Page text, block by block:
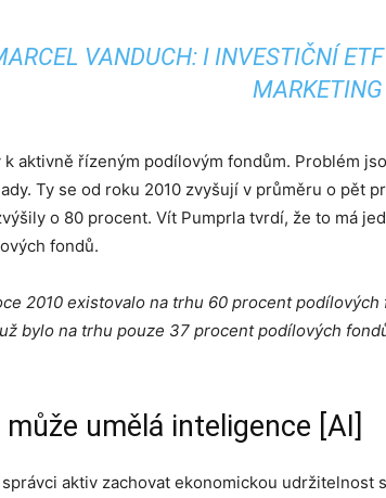
VANDUCH: I INVESTIČNÍ
MARKETING
k aktivně řízeným podílovým fondům. Problém
Ty se od roku 2010 zvyšují v průměru o pět
o 80 procent. Vít Pumprla tvrdí, že to má
fondů.
2010 existovalo na trhu 60 procent
bylo na trhu pouze 37 procent podílových
umělá inteligence [AI]
aktiv zachovat ekonomickou udržitelnost